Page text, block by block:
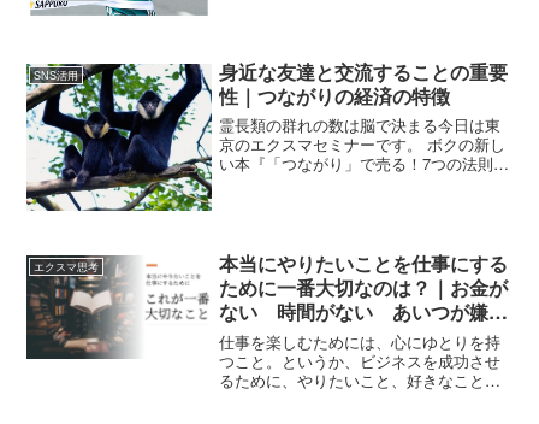
り「箱根駅伝」のことを...
SNS活用
身近な友達と交流することの重要
性｜つながりの経済の特徴
霊長類の群れの数は脳で決まる今日は東
京のエクスマセミナーです。 ボクの新し
い本『「つながり」で売る！7つの法則』
エクスマ思考
本当にやりたいことを仕事にする
ために一番大切なのは？｜お金が
ない 時間がない あいつが嫌い
だ そう言ってない？
仕事を楽しむためには、心にゆとりを持
つこと。というか、ビジネスを成功させ
るために、やりたいこと、好きなことを